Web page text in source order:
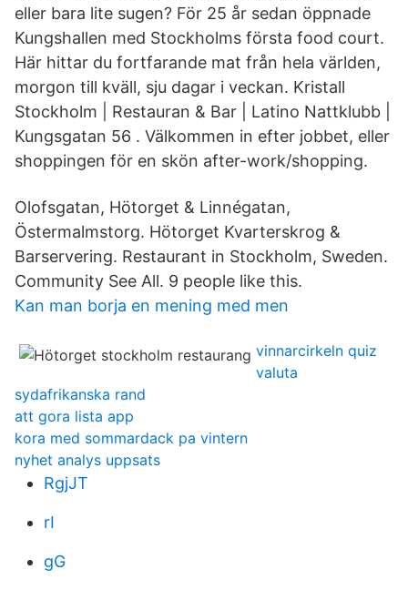
eller bara lite sugen? För 25 år sedan öppnade
Kungshallen med Stockholms första food court.
Här hittar du fortfarande mat från hela världen,
morgon till kväll, sju dagar i veckan. Kristall
Stockholm | Restauran & Bar | Latino Nattklubb |
Kungsgatan 56 . Välkommen in efter jobbet, eller
shoppingen för en skön after-work/shopping.
Olofsgatan, Hötorget & Linnégatan,
Östermalmstorg. Hötorget Kvarterskrog &
Barservering. Restaurant in Stockholm, Sweden.
Community See All. 9 people like this.
Kan man borja en mening med men
vinnarcirkeln quiz
valuta
sydafrikanska rand
att gora lista app
kora med sommardack pa vintern
nyhet analys uppsats
RgjJT
rI
gG